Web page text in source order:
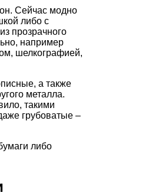
Сейчас модно
либо с
прозрачного
например
шелкографией,
а также
металла.
такими
грубоватые –
либо